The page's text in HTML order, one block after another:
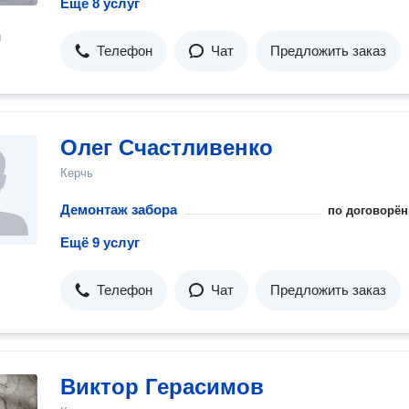
Ещё 8 услуг
Телефон Чат Предложить заказ
Олег Счастливенко
Керчь
Демонтаж забора по
Ещё 9 услуг
Телефон Чат Предложить заказ
Виктор Герасимов